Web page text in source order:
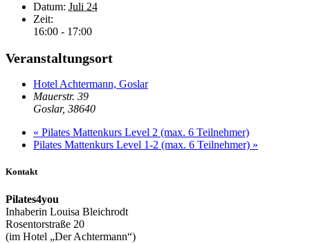
Datum: Juli 24
Zeit:
16:00 - 17:00
Veranstaltungsort
Hotel Achtermann, Goslar
Mauerstr. 39
Goslar, 38640
« Pilates Mattenkurs Level 2 (max. 6 Teilnehmer)
Pilates Mattenkurs Level 1-2 (max. 6 Teilnehmer) »
Kontakt
Pilates4you
Inhaberin Louisa Bleichrodt
Rosentorstraße 20
(im Hotel „Der Achtermann“)